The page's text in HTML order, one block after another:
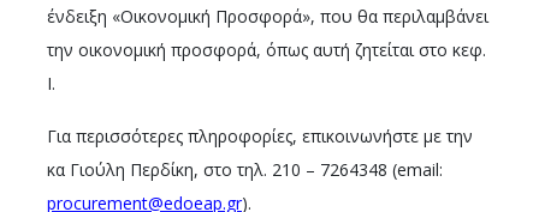
ένδειξη «Οικονομική Προσφορά», που θα περιλαμβάνει
την οικονομική προσφορά, όπως αυτή ζητείται στο κεφ.
Ι.
Για περισσότερες πληροφορίες, επικοινωνήστε με την
κα Γιούλη Περδίκη, στο τηλ. 210 – 7264348 (email:
procurement@edoeap.gr).